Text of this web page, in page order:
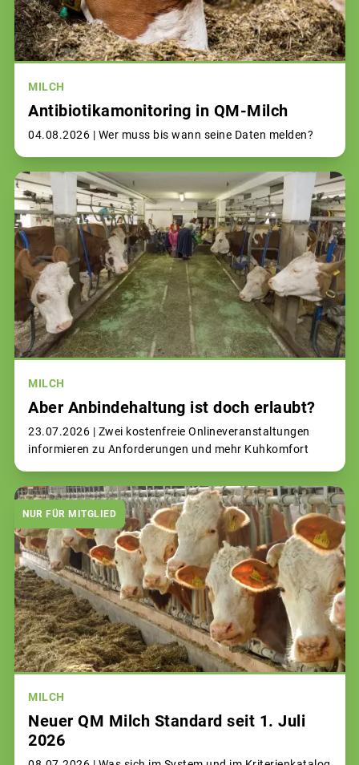
MILCH
Antibiotikamonitoring in QM-Milch
04.08.2026 | Wer muss bis wann seine Daten melden?
MILCH
Aber Anbindehaltung ist doch erlaubt?
23.07.2026 | Zwei kostenfreie Onlineveranstaltungen
informieren zu Anforderungen und mehr Kuhkomfort
NUR FÜR MITGLIED
MILCH
Neuer QM Milch Standard seit 1. Juli
2026